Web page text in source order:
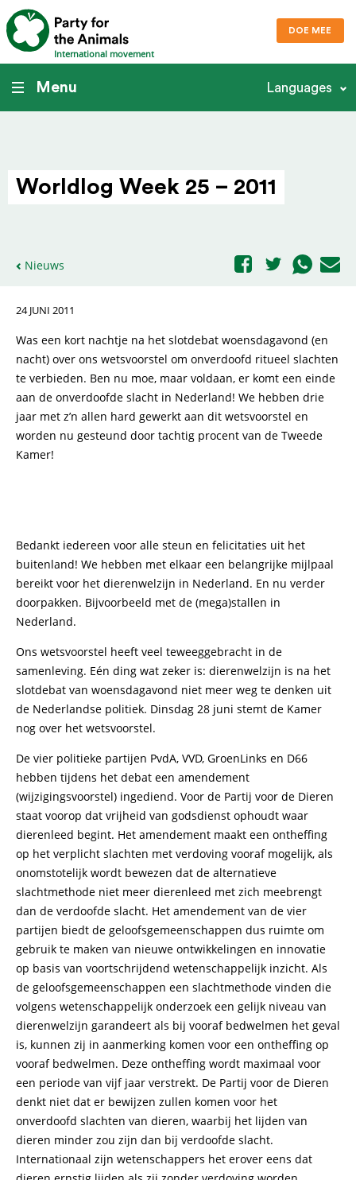
International movement
DOE MEE
Menu Languages
Worldlog Week 25 – 2011
Nieuws
24 JUNI 2011
Was een kort nachtje na het slotdebat woensdagavond (en
nacht) over ons wetsvoorstel om onverdoofd ritueel slachten
te verbieden. Ben nu moe, maar voldaan, er komt een einde
aan de onverdoofde slacht in Nederland! We hebben drie
jaar met z’n allen hard gewerkt aan dit wetsvoorstel en
worden nu gesteund door tachtig procent van de Tweede
Kamer!
Bedankt iedereen voor alle steun en felicitaties uit het
buitenland! We hebben met elkaar een belangrijke mijlpaal
bereikt voor het dierenwelzijn in Nederland. En nu verder
doorpakken. Bijvoorbeeld met de (mega)stallen in
Nederland.
Ons wetsvoorstel heeft veel teweeggebracht in de
samenleving. Eén ding wat zeker is: dierenwelzijn is na het
slotdebat van woensdagavond niet meer weg te denken uit
de Nederlandse politiek. Dinsdag 28 juni stemt de Kamer
nog over het wetsvoorstel.
De vier politieke partijen PvdA, VVD, GroenLinks en D66
hebben tijdens het debat een amendement
(wijzigingsvoorstel) ingediend. Voor de Partij voor de Dieren
staat voorop dat vrijheid van godsdienst ophoudt waar
dierenleed begint. Het amendement maakt een ontheffing
op het verplicht slachten met verdoving vooraf mogelijk, als
onomstotelijk wordt bewezen dat de alternatieve
slachtmethode niet meer dierenleed met zich meebrengt
dan de verdoofde slacht. Het amendement van de vier
partijen biedt de geloofsgemeenschappen dus ruimte om
gebruik te maken van nieuwe ontwikkelingen en innovatie
op basis van voortschrijdend wetenschappelijk inzicht. Als
de geloofsgemeenschappen een slachtmethode vinden die
volgens wetenschappelijk onderzoek een gelijk niveau van
dierenwelzijn garandeert als bij vooraf bedwelmen het geval
is, kunnen zij in aanmerking komen voor een ontheffing op
vooraf bedwelmen. Deze ontheffing wordt maximaal voor
een periode van vijf jaar verstrekt. De Partij voor de Dieren
denkt niet dat er bewijzen zullen komen voor het
onverdoofd slachten van dieren, waarbij het lijden van
dieren minder zou zijn dan bij verdoofde slacht.
Internationaal zijn wetenschappers het erover eens dat